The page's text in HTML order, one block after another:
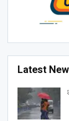
Latest